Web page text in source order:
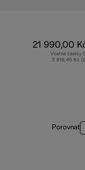
21 990,00
Včetně částky
3 816,45 Kč
Porovnat